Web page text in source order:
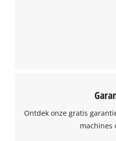
Ontdek onze gratis
machines